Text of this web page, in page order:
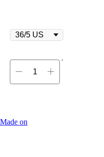
Made on